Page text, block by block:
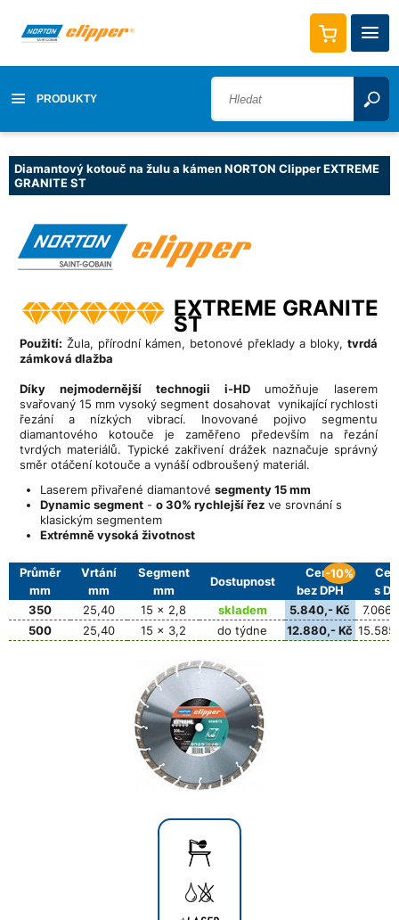
PRODUKTY
Diamantový kotouč na žulu a kámen NORTON Clipper EXTREME
GRANITE ST
EXTREME GRANITE
ST
Použití: Žula, přírodní kámen, betonové překlady a bloky, tvrdá
zámková dlažba
Díky nejmodernější technogii i-HD umožňuje laserem
svařovaný 15 mm vysoký segment dosahovat vynikající rychlosti
řezání a nízkých vibrací. Inovované pojivo segmentu
diamantového kotouče je zaměřeno především na řezání
tvrdých materiálů. Typické zakřivení drážek naznačuje správný
směr otáčení kotouče a vynáší odbroušený materiál.
Laserem přivařené diamantové segmenty 15 mm
Dynamic segment - o 30% rychlejší řez ve srovnání s
klasickým segmentem
Extrémně vysoká životnost
Průměr
mm
Vrtání
mm
Segment
mm
Dostupnost
Cena
bez DPH
-10%
s
350
25,40 15 x 2,8 skladem 5.840,- Kč
500
25,40 15 x 3,2 do týdne 12.880,- Kč